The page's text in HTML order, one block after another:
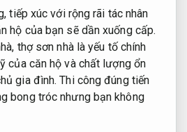
tiếp xúc với rộng rãi tác nhân
hộ của bạn sẽ dần xuống cấp.
thợ sơn nhà là yếu tố chính
của căn hộ và chất lượng ổn
gia đình.Thi công đúng tiến
bong tróc nhưng bạn không